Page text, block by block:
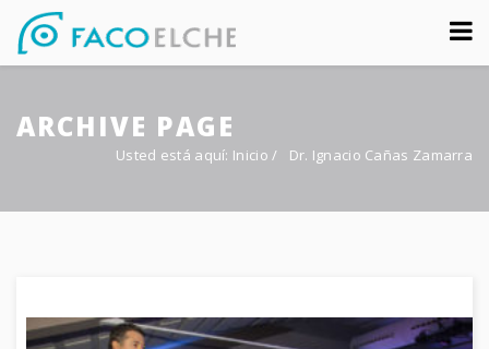
Sobre nosotros
Congreso
Contacto
ARCHIVE PAGE
Usted está aquí: Inicio / Dr. Ignacio Cañas Zamarra